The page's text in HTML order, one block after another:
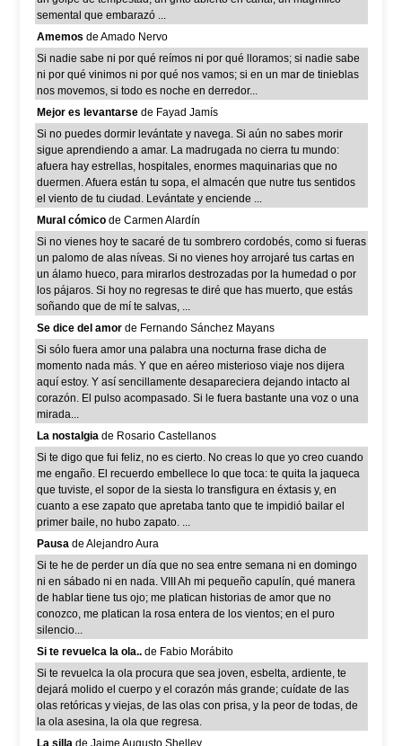
semental que embarazó ...
Amemos de Amado Nervo
Si nadie sabe ni por qué reímos ni por qué lloramos; si nadie sabe
ni por qué vinimos ni por qué nos vamos; si en un mar de tinieblas
nos movemos, si todo es noche en derredor...
Mejor es levantarse de Fayad Jamís
Si no puedes dormir levántate y navega. Si aún no sabes morir
sigue aprendiendo a amar. La madrugada no cierra tu mundo:
afuera hay estrellas, hospitales, enormes maquinarias que no
duermen. Afuera están tu sopa, el almacén que nutre tus sentidos
el viento de tu ciudad. Levántate y enciende ...
Mural cómico de Carmen Alardín
Si no vienes hoy te sacaré de tu sombrero cordobés, como si fueras
un palomo de alas níveas. Si no vienes hoy arrojaré tus cartas en
un álamo hueco, para mirarlos destrozadas por la humedad o por
los pájaros. Si hoy no regresas te diré que has muerto, que estás
soñando que de mí te salvas, ...
Se dice del amor de Fernando Sánchez Mayans
Si sólo fuera amor una palabra una nocturna frase dicha de
momento nada más. Y que en aéreo misterioso viaje nos dijera
aquí estoy. Y así sencillamente desapareciera dejando intacto al
corazón. El pulso acompasado. Si le fuera bastante una voz o una
mirada...
La nostalgia de Rosario Castellanos
Si te digo que fui feliz, no es cierto. No creas lo que yo creo cuando
me engaño. El recuerdo embellece lo que toca: te quita la jaqueca
que tuviste, el sopor de la siesta lo transfigura en éxtasis y, en
cuanto a ese zapato que apretaba tanto que te impidió bailar el
primer baile, no hubo zapato. ...
Pausa de Alejandro Aura
Si te he de perder un día que no sea entre semana ni en domingo
ni en sábado ni en nada. VIII Ah mi pequeño capulín, qué manera
de hablar tiene tus ojo; me platican historias de amor que no
conozco, me platican la rosa entera de los vientos; en el puro
silencio...
Si te revuelca la ola.. de Fabio Morábito
Si te revuelca la ola procura que sea joven, esbelta, ardiente, te
dejará molido el cuerpo y el corazón más grande; cuídate de las
olas retóricas y viejas, de las olas con prisa, y la peor de todas, de
la ola asesina, la ola que regresa.
La silla de Jaime Augusto Shelley